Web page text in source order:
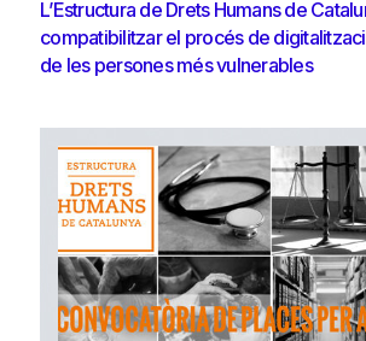
L’Estructura de Drets Humans de
compatibilitzar el procés de
de les persones més vulnerables